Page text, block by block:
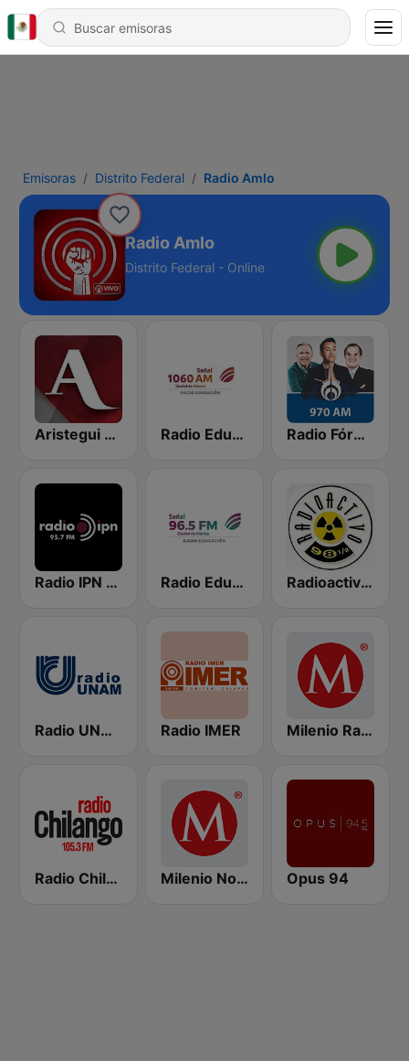
Emisoras Distrito Federal Radio Amlo
Radio Amlo
Distrito Federal - Online
Aristegui Noticias Radio Educación 1060 AM Radio Fórmula 970 AM
Radio IPN 95.7 Radio Educación 96.5 FM Radioactivo 98.5 FM
Radio UNAM 96.1 FM Radio IMER Milenio Radio 103.7
Radio Chilango 105.3 FM Milenio Noticias 1090 AM Opus 94